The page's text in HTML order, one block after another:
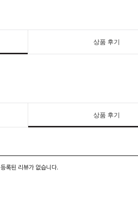
상품 후기
상품 후기
등록된 리뷰가 없습니다.